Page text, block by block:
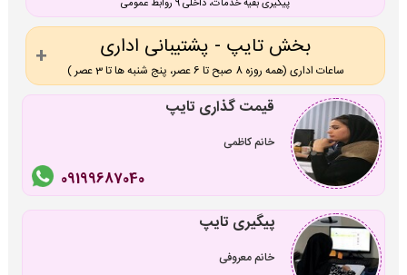
پیگیری بقیه خدمات، داخلی 9 روابط عمومی
بخش تایپ - پشتیبانی اداری
ساعات اداری (همه روزه 8 صبح تا 6 عصر، پنج شنبه ها تا 3 عصر )
قیمت گذاری تایپ
خانم کاظمی
09199687040
پیگیری تایپ
خانم معروفی